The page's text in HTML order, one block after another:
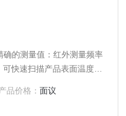
的测量值：红外测量频率
快速扫描产品表面温度。
度测量，适用于如酸奶，奶
品价格： 面议